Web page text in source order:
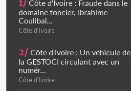
1/ Côte d'Ivoire : Fraude dans le
domaine foncier, Ibrahime
Coulibal...
Côte d'Ivoire
2/ Côte d'Ivoire : Un véhicule de
la GESTOCI circulant avec un
numér...
Côte d'Ivoire